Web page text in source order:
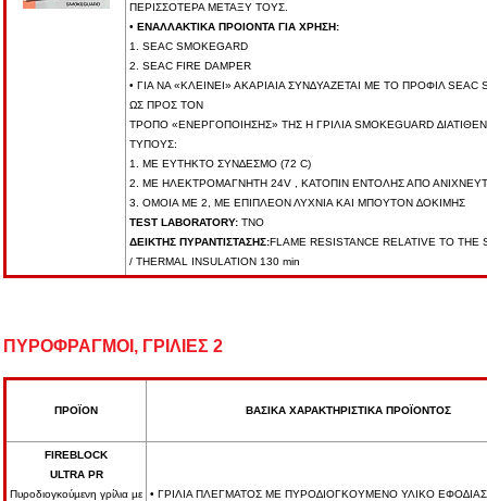
ΠΕΡΙΣΣΟΤΕΡΑ ΜΕΤΑΞΥ ΤΟΥΣ.
• ΕΝΑΛΛΑΚΤΙΚΑ ΠΡΟΙΟΝΤΑ ΓΙΑ ΧΡΗΣΗ:
1. SEAC SMOKEGARD
2. SEAC FIRE DAMPER
• ΓΙΑ ΝΑ «ΚΛΕΙΝΕΙ» ΑΚΑΡΙΑΙΑ ΣΥΝ∆ΥΑΖΕΤΑΙ ΜΕ ΤΟ ΠΡΟΦΙΛ SEAC
ΩΣ ΠΡΟΣ ΤΟΝ
ΤΡΟΠΟ «ΕΝΕΡΓΟΠΟΙΗΣΗΣ» ΤΗΣ Η ΓΡΙΛΙΑ SMOKEGUARD
ΤΥΠΟΥΣ:
1. ΜΕ ΕΥΤΗΚΤΟ ΣΥΝ∆ΕΣΜΟ (72 C)
2. ΜΕ ΗΛΕΚΤΡΟΜΑΓΝΗΤΗ 24V , ΚΑΤΟΠΙΝ ΕΝΤΟΛΗΣ ΑΠΟ
3. ΟΜΟΙΑ ΜΕ 2, ΜΕ ΕΠΙΠΛΕΟΝ ΛΥΧΝΙΑ ΚΑΙ ΜΠΟΥΤΟΝ ∆ΟΚΙΜΗΣ
TEST LABORATORY: TNO
ΔΕΙΚΤΗΣ ΠΥΡΑΝΤΙΣΤΑΣΗΣ:FLAME RESISTANCE RELATIVE TO THE
/ THERMAL INSULATION 130 min
ΠΥΡΟΦΡΑΓΜΟΙ, ΓΡΙΛΙΕΣ 2
ΠΡΟΪΟΝ ΒΑΣΙΚΑ ΧΑΡΑΚΤΗΡΙΣΤΙΚΑ ΠΡΟΪΟΝΤΟΣ
FIREBLOCK
ULTRA PR
Πυροδιογκούµενη γρίλια µε
• ΓΡΙΛΙΑ ΠΛΕΓΜΑΤΟΣ ΜΕ ΠΥΡΟ∆ΙΟΓΚΟΥΜΕΝΟ ΥΛΙΚΟ